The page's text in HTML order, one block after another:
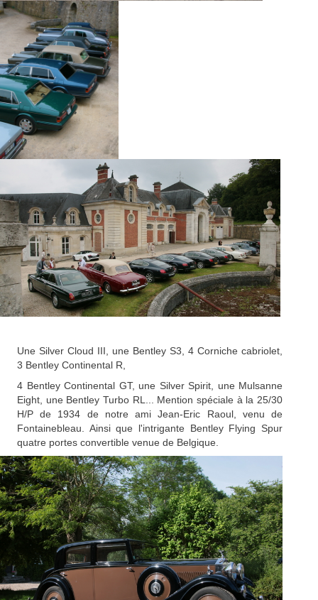
Une Silver Cloud III, une Bentley S3, 4 Corniche cabriolet,
3 Bentley Continental R,
4 Bentley Continental GT, une Silver Spirit, une Mulsanne
Eight, une Bentley Turbo RL... Mention spéciale à la 25/30
H/P de 1934 de notre ami Jean-Eric Raoul, venu de
Fontainebleau. Ainsi que l'intrigante Bentley Flying Spur
quatre portes convertible venue de Belgique.